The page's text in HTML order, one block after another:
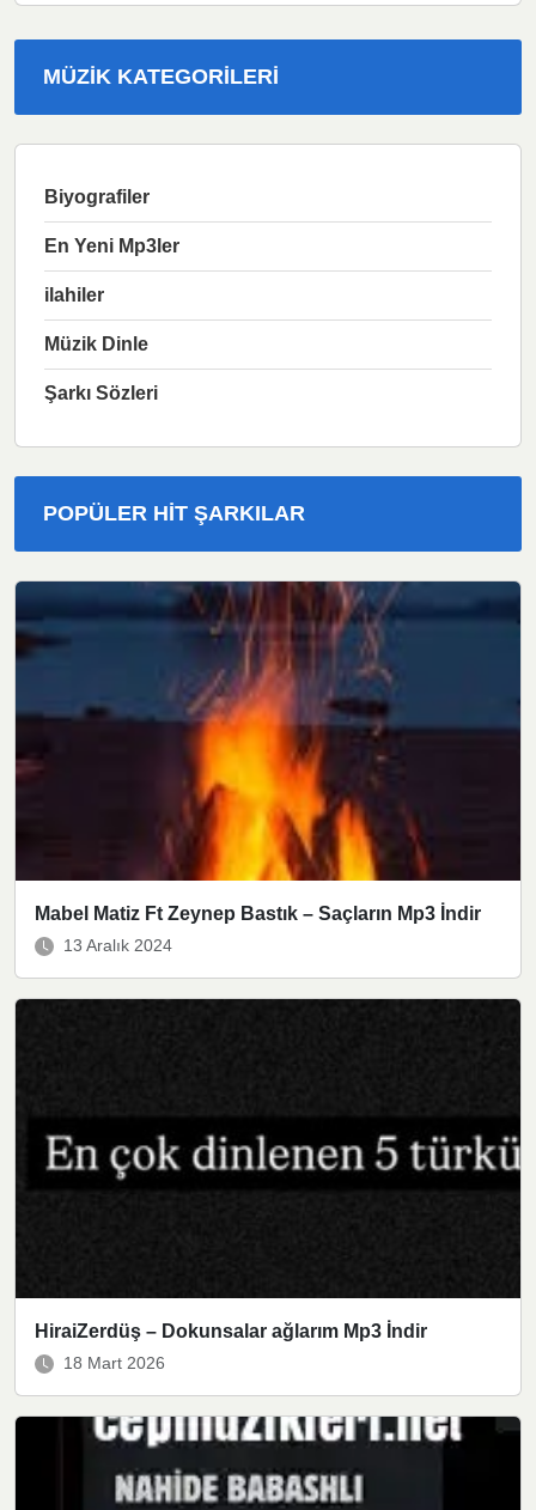
MÜZIK KATEGORILERI
Biyografiler
En Yeni Mp3ler
ilahiler
Müzik Dinle
Şarkı Sözleri
POPÜLER HIT ŞARKILAR
Mabel Matiz Ft Zeynep Bastık – Saçların Mp3 İndir
13 Aralık 2024
HiraiZerdüş – Dokunsalar ağlarım Mp3 İndir
18 Mart 2026